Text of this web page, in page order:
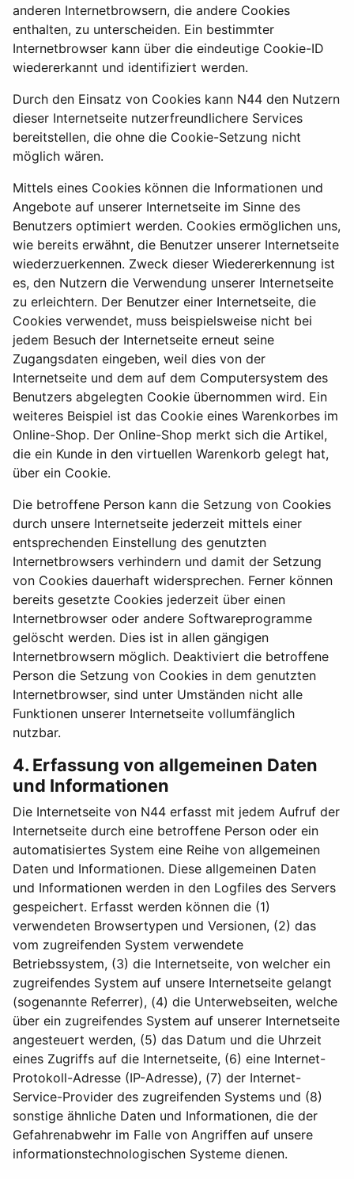
anderen Internetbrowsern, die andere Cookies
enthalten, zu unterscheiden. Ein bestimmter
Internetbrowser kann über die eindeutige Cookie-ID
wiedererkannt und identifiziert werden.
Durch den Einsatz von Cookies kann N44 den Nutzern
dieser Internetseite nutzerfreundlichere Services
bereitstellen, die ohne die Cookie-Setzung nicht
möglich wären.
Mittels eines Cookies können die Informationen und
Angebote auf unserer Internetseite im Sinne des
Benutzers optimiert werden. Cookies ermöglichen uns,
wie bereits erwähnt, die Benutzer unserer Internetseite
wiederzuerkennen. Zweck dieser Wiedererkennung ist
es, den Nutzern die Verwendung unserer Internetseite
zu erleichtern. Der Benutzer einer Internetseite, die
Cookies verwendet, muss beispielsweise nicht bei
jedem Besuch der Internetseite erneut seine
Zugangsdaten eingeben, weil dies von der
Internetseite und dem auf dem Computersystem des
Benutzers abgelegten Cookie übernommen wird. Ein
weiteres Beispiel ist das Cookie eines Warenkorbes im
Online-Shop. Der Online-Shop merkt sich die Artikel,
die ein Kunde in den virtuellen Warenkorb gelegt hat,
über ein Cookie.
Die betroffene Person kann die Setzung von Cookies
durch unsere Internetseite jederzeit mittels einer
entsprechenden Einstellung des genutzten
Internetbrowsers verhindern und damit der Setzung
von Cookies dauerhaft widersprechen. Ferner können
bereits gesetzte Cookies jederzeit über einen
Internetbrowser oder andere Softwareprogramme
gelöscht werden. Dies ist in allen gängigen
Internetbrowsern möglich. Deaktiviert die betroffene
Person die Setzung von Cookies in dem genutzten
Internetbrowser, sind unter Umständen nicht alle
Funktionen unserer Internetseite vollumfänglich
nutzbar.
4. Erfassung von allgemeinen Daten
und Informationen
Die Internetseite von N44 erfasst mit jedem Aufruf der
Internetseite durch eine betroffene Person oder ein
automatisiertes System eine Reihe von allgemeinen
Daten und Informationen. Diese allgemeinen Daten
und Informationen werden in den Logfiles des Servers
gespeichert. Erfasst werden können die (1)
verwendeten Browsertypen und Versionen, (2) das
vom zugreifenden System verwendete
Betriebssystem, (3) die Internetseite, von welcher ein
zugreifendes System auf unsere Internetseite gelangt
(sogenannte Referrer), (4) die Unterwebseiten, welche
über ein zugreifendes System auf unserer Internetseite
angesteuert werden, (5) das Datum und die Uhrzeit
eines Zugriffs auf die Internetseite, (6) eine Internet-
Protokoll-Adresse (IP-Adresse), (7) der Internet-
Service-Provider des zugreifenden Systems und (8)
sonstige ähnliche Daten und Informationen, die der
Gefahrenabwehr im Falle von Angriffen auf unsere
informationstechnologischen Systeme dienen.